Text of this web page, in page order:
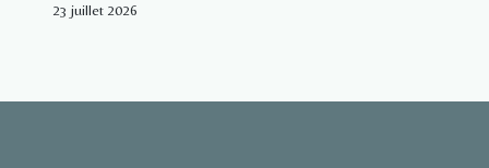
23 juillet 2026